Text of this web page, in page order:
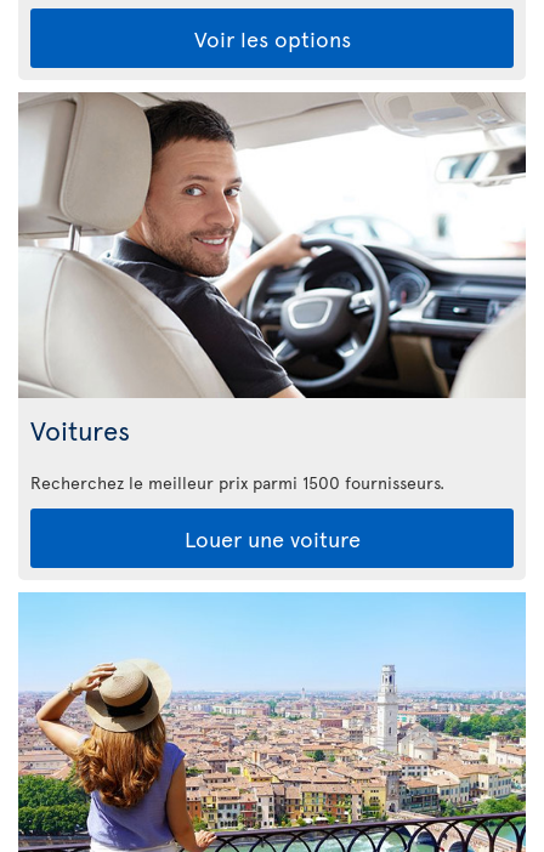
Voir les options
Voitures
Recherchez le meilleur prix parmi 1500 fournisseurs.
Louer une voiture